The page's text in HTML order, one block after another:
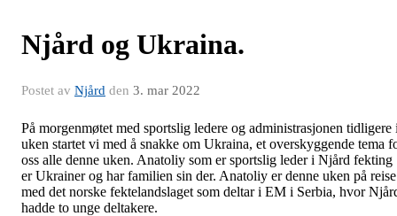
Njård og Ukraina.
Postet av Njård den 3. mar 2022
På morgenmøtet med sportslig ledere og administrasjonen tidligere
uken startet vi med å snakke om Ukraina, et overskyggende tema
oss alle denne uken. Anatoliy som er sportslig leder i Njård fekting
er Ukrainer og har familien sin der. Anatoliy er denne uken på reise
med det norske fektelandslaget som deltar i EM i Serbia, hvor
hadde to unge deltakere.